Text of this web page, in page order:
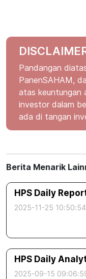
Pandangan
PanenSAHAM,
atas keuntungan
investor dalam
ada di tangan
Berita Menarik
HPS Daily
2025-11-25 10:50:54
HPS Daily
2025-09-15